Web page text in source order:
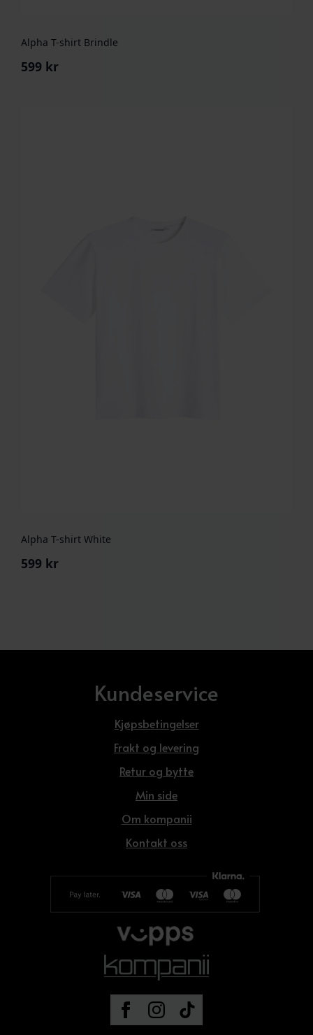
Alpha T-shirt Brindle
599 kr
Alpha T-shirt White
599 kr
Kundeservice
Kjøpsbetingelser
Frakt og levering
Retur og bytte
Min side
Om kompanii
Kontakt oss